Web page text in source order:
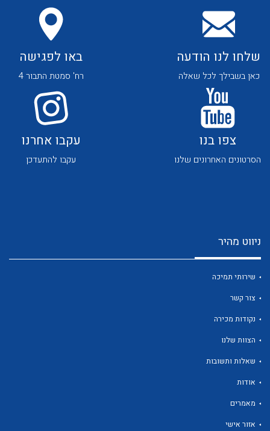
לכל מוצרי היצרן לכל מוצרי היצרן
לכל מוצרי היצרן לכל מוצרי היצרן
לכל מוצרי היצרן
שלחו לנו הודעה
כאן בשבילך לכל שאלה
באו לפגישה
רח' סמטת התבור 4
צפו בנו
הסרטונים האחרונים שלנו
עקבו אחרנו
עקבו להתעדכן
ניווט מהיר
שירותי תמיכה
צור קשר
נקודות מכירה
הצוות שלנו
שאלות ותשובות
אודות
מאמרים
אזור אישי